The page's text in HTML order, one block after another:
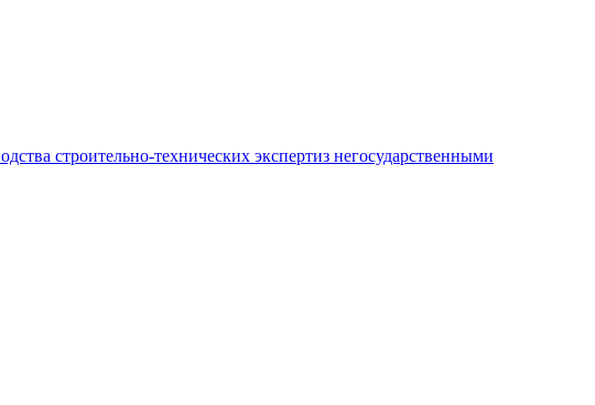
строительно-технических экспертиз негосударственными